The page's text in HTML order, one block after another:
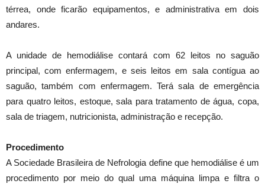
térrea, onde ficarão equipamentos, e administrativa em dois
andares.
A unidade de hemodiálise contará com 62 leitos no saguão
principal, com enfermagem, e seis leitos em sala contígua ao
saguão, também com enfermagem. Terá sala de emergência
para quatro leitos, estoque, sala para tratamento de água, copa,
sala de triagem, nutricionista, administração e recepção.
Procedimento
A Sociedade Brasileira de Nefrologia define que hemodiálise é um
procedimento por meio do qual uma máquina limpa e filtra o